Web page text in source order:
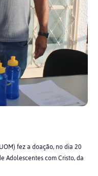
fez a doação, no dia 20
Adolescentes com Cristo, da